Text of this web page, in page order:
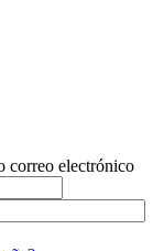
correo electrónico